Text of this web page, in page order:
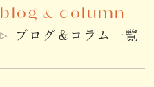
blog& column
ブログ＆コラム一覧